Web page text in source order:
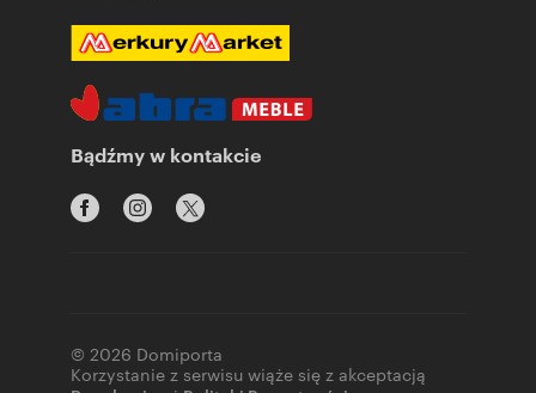
Bądźmy w kontakcie
© 2026 Domiporta
Korzystanie z serwisu wiąże się z akceptacją